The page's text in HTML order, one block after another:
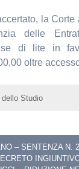
la
delle
di lite in
oltre
Studio
– SENTENZA N.